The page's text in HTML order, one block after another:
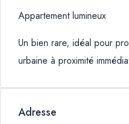
Appartement lumineux
Un bien rare, idéal pour
urbaine à proximité
Adresse